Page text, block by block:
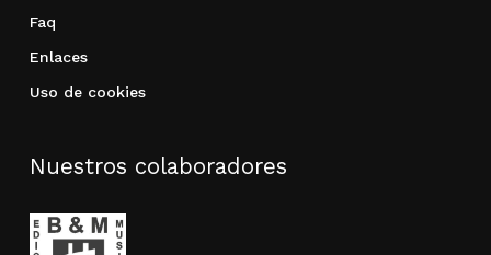
Faq
Enlaces
Uso de cookies
Nuestros colaboradores